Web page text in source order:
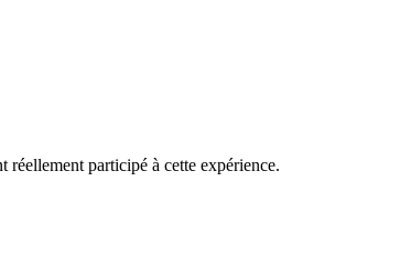
réellement participé à cette expérience.